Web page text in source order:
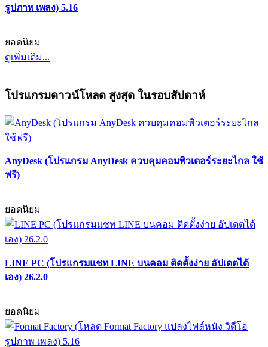
รูปภาพ เพลง) 5.16
ยอดนิยม
ดูเพิ่มเติม...
โปรแกรมดาวน์โหลด สูงสุด ในรอบสัปดาห์
AnyDesk (โปรแกรม AnyDesk ควบคุมคอมพิวเตอร์ระยะไกล ใช้
ฟรี)
ยอดนิยม
LINE PC (โปรแกรมแชท LINE บนคอม ติดตั้งง่าย อัปเดตได้
เอง) 26.2.0
ยอดนิยม